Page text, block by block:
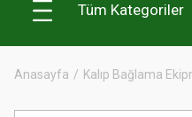
Tüm Kategoriler
Anasayfa Kalıp Bağlama